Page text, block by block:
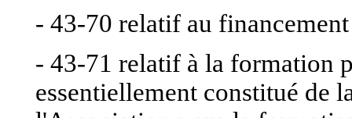
- 43-70 relatif au
- 43-71 relatif à la formation
essentiellement constitué de